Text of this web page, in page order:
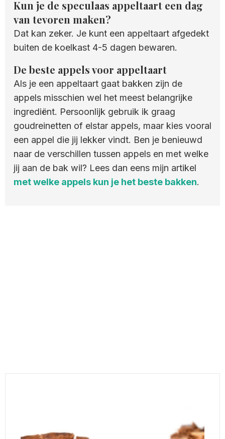
Kun je de speculaas appeltaart een dag
van tevoren maken?
Dat kan zeker. Je kunt een appeltaart afgedekt
buiten de koelkast 4-5 dagen bewaren.
De beste appels voor appeltaart
Als je een appeltaart gaat bakken zijn de
appels misschien wel het meest belangrijke
ingrediënt. Persoonlijk gebruik ik graag
goudreinetten of elstar appels, maar kies vooral
een appel die jij lekker vindt. Ben je benieuwd
naar de verschillen tussen appels en met welke
jij aan de bak wil? Lees dan eens mijn artikel
met welke appels kun je het beste bakken.